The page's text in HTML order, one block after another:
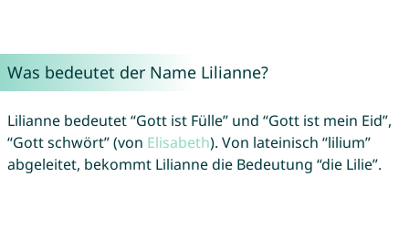
Was bedeutet der Name Lilianne?
Lilianne bedeutet “Gott ist Fülle” und “Gott ist mein Eid”,
“Gott schwört” (von Elisabeth). Von lateinisch “lilium”
abgeleitet, bekommt Lilianne die Bedeutung “die Lilie”.